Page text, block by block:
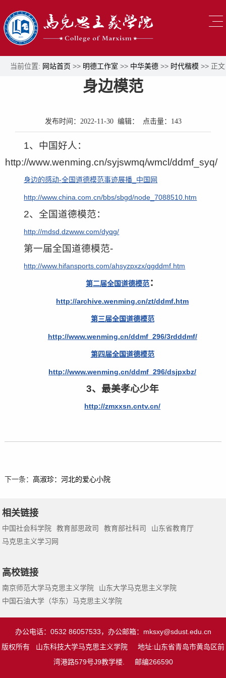
当前位置: 网站首页 >> 明德工作室 >> 中华美德 >> 时代楷模 >> 正文
身边模范
发布时间：2022-11-30 编辑： 点击量： 143
1、中国好人：
http://www.wenming.cn/syjswmq/wmcl/ddmf_syq/
身边的感动-全国道德模范事迹展播_中国网
http://www.china.com.cn/bbs/sbgd/node_7088510.htm
2、全国道德模范：
http://mdsd.dzwww.com/dyqg/
第一届全国道德模范-
http://www.hifansports.com/ahsyzpxzx/qgddmf.htm
第二届全国道德模范：
http://archive.wenming.cn/zt/ddmf.htm
第三届全国道德模范
http://www.wenming.cn/ddmf_296/3rdddmf/
第四届全国道德模范
http://www.wenming.cn/ddmf_296/dsjpxbz/
3、最美孝心少年
http://zmxxsn.cntv.cn/
下一条： 高淑珍：河北的爱心小院
相关链接
中国社会科学院 教育部思政司 教育部社科司
山东省教育厅
马克思主义学习网
高校链接
南京师范大学马克思主义学院
山东大学马克思主义学院
中国石油大学（华东）马克思主义学院
办公电话：0532 86057533，办公邮箱： mksxy@sdust.edu.cn
版权所有 山东科技大学马克思主义学院 地址:山东省青岛市黄岛区前
湾港路579号J9教学楼. 邮编266590